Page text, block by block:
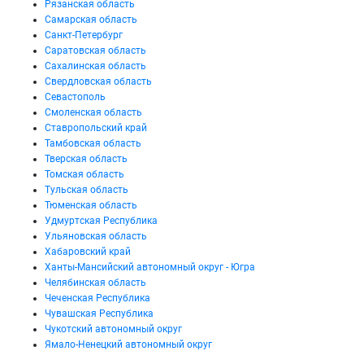
Рязанская область
Самарская область
Санкт-Петербург
Саратовская область
Сахалинская область
Свердловская область
Севастополь
Смоленская область
Ставропольский край
Тамбовская область
Тверская область
Томская область
Тульская область
Тюменская область
Удмуртская Республика
Ульяновская область
Хабаровский край
Ханты-Мансийский автономный округ - Югра
Челябинская область
Чеченская Республика
Чувашская Республика
Чукотский автономный округ
Ямало-Ненецкий автономный округ